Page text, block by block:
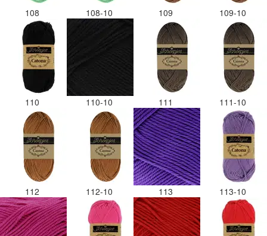
108 108-10 109 109-10
110 110-10 111 111-10
112 112-10 113 113-10